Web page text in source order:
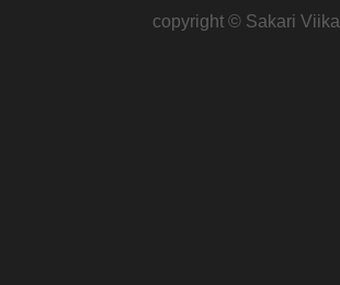
copyright © Sakari Viika